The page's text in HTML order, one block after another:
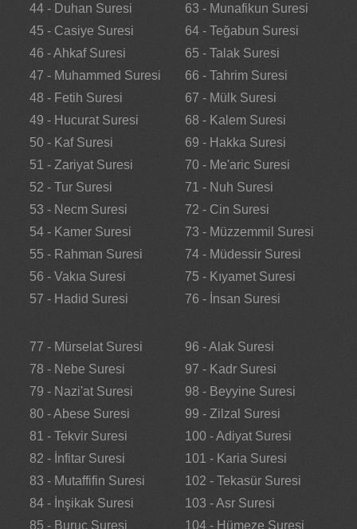
44 - Duhan Suresi
45 - Casiye Suresi
46 - Ahkaf Suresi
47 - Muhammed Suresi
48 - Fetih Suresi
49 - Hucurat Suresi
50 - Kaf Suresi
51 - Zariyat Suresi
52 - Tur Suresi
53 - Necm Suresi
54 - Kamer Suresi
55 - Rahman Suresi
56 - Vakıa Suresi
57 - Hadid Suresi
63 - Munafikun Suresi
64 - Teğabun Suresi
65 - Talak Suresi
66 - Tahrim Suresi
67 - Mülk Suresi
68 - Kalem Suresi
69 - Hakka Suresi
70 - Me'aric Suresi
71 - Nuh Suresi
72 - Cin Suresi
73 - Müzzemmil Suresi
74 - Müdessir Suresi
75 - Kıyamet Suresi
76 - İnsan Suresi
77 - Mürselat Suresi
78 - Nebe Suresi
79 - Nazi'at Suresi
80 - Abese Suresi
81 - Tekvir Suresi
82 - İnfitar Suresi
83 - Mutaffifin Suresi
84 - İnşikak Suresi
85 - Buruc Suresi
96 - Alak Suresi
97 - Kadr Suresi
98 - Beyyine Suresi
99 - Zilzal Suresi
100 - Adiyat Suresi
101 - Karia Suresi
102 - Tekasür Suresi
103 - Asr Suresi
104 - Hümeze Suresi